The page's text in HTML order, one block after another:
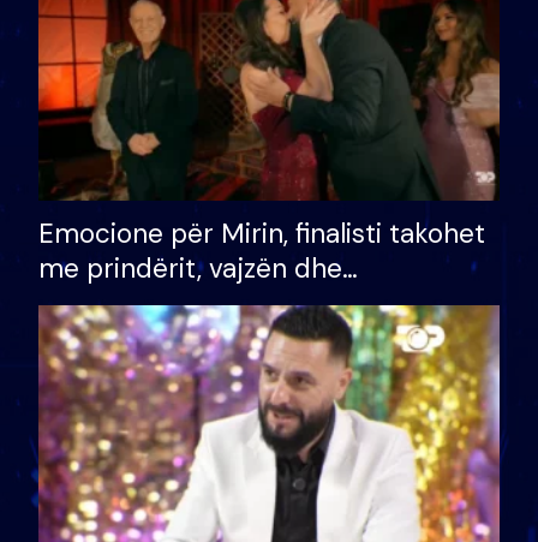
Emocione për Mirin, finalisti takohet
me prindërit, vajzën dhe
bashkëshorten: S’kemi ndonjë letër
divorci apo jo?